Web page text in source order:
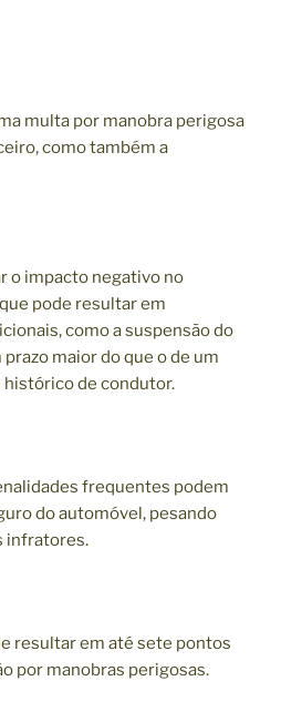
multa por manobra perigosa
como também a
o impacto negativo no
pode resultar em
como a suspensão do
maior do que o de um
de condutor.
frequentes podem
do automóvel, pesando
infratores.
resultar em até sete pontos
por manobras perigosas.